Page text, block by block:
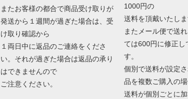
またお客様の都合で商品受け取りが
発送から１週間が過ぎた場合は、受
け取り確認から
１両日中に返品のご連絡をくださ
い。それが過ぎた場合は返品の承り
はできませんので
ご注意ください。
1000円の
送料を頂戴いたしま
またメール便で送
ては600円に修正し
す。
個別で送料が設定
品を複数ご購入の
送料が個別ごとに加